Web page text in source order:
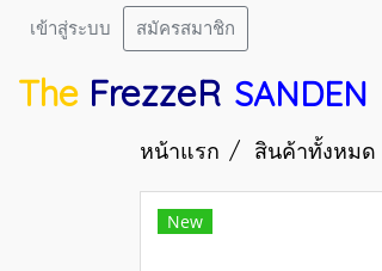
เข้าสู่ระบบ สมัครสมาชิก
The FrezzeR SANDEN
หน้าแรก สินค้าทั้งหมด
New